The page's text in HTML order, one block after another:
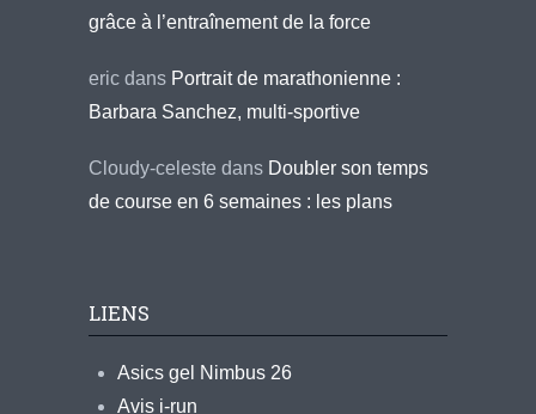
grâce à l’entraînement de la force
eric dans Portrait de marathonienne :
Barbara Sanchez, multi-sportive
Cloudy-celeste dans Doubler son temps
de course en 6 semaines : les plans
LIENS
Asics gel Nimbus 26
Avis i-run